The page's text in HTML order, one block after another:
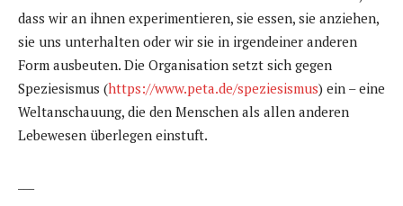
dass wir an ihnen experimentieren, sie essen, sie anziehen,
sie uns unterhalten oder wir sie in irgendeiner anderen
Form ausbeuten. Die Organisation setzt sich gegen
Speziesismus (https://www.peta.de/speziesismus) ein – eine
Weltanschauung, die den Menschen als allen anderen
Lebewesen überlegen einstuft.